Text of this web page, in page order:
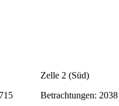
Zelle 2 (Süd)
Betrachtungen: 2038